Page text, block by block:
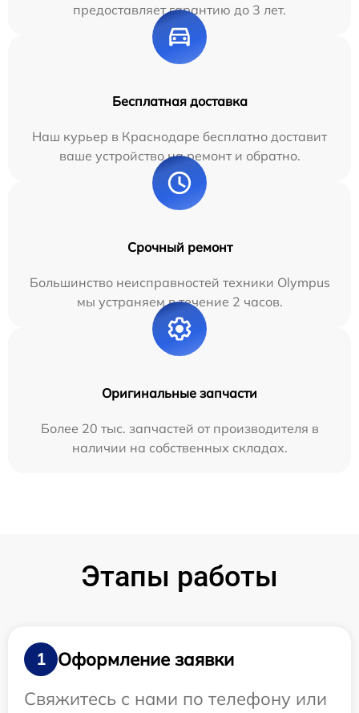
предоставляет гарантию до 3 лет.
Бесплатная доставка
Наш курьер в Краснодаре бесплатно доставит
ваше устройство на ремонт и обратно.
Срочный ремонт
Большинство неисправностей техники Olympus
мы устраняем в течение 2 часов.
Оригинальные запчасти
Более 20 тыс. запчастей от производителя в
наличии на собственных складах.
Этапы работы
1
Оформление заявки
Свяжитесь с нами по телефону или